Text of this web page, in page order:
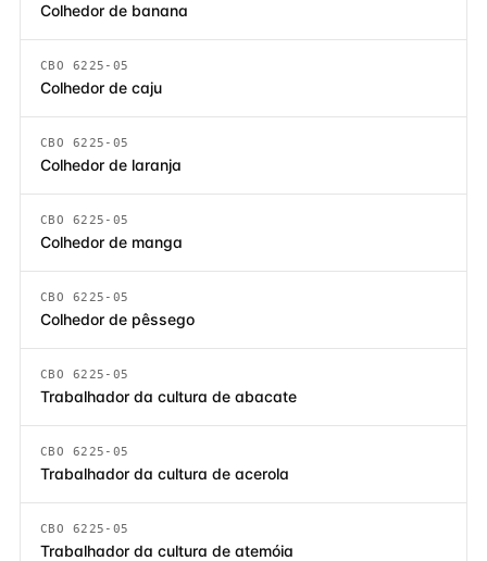
Colhedor de banana
CBO 6225-05
Colhedor de caju
CBO 6225-05
Colhedor de laranja
CBO 6225-05
Colhedor de manga
CBO 6225-05
Colhedor de pêssego
CBO 6225-05
Trabalhador da cultura de abacate
CBO 6225-05
Trabalhador da cultura de acerola
CBO 6225-05
Trabalhador da cultura de atemóia